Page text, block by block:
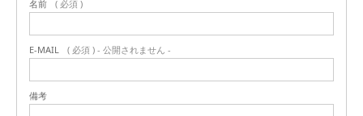
名前 ( 必須 )
E-MAIL ( 必須 ) - 公開されません -
備考